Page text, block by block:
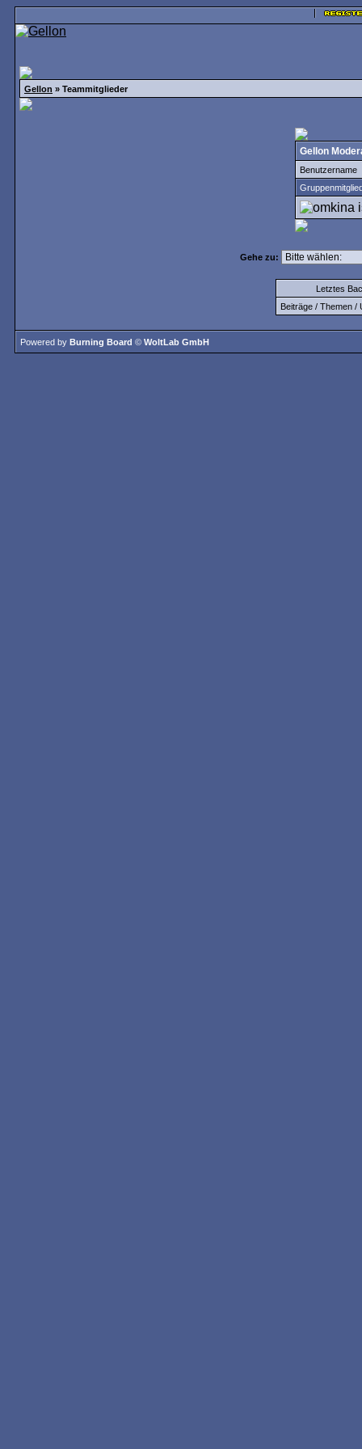
Gellon » Teammitglieder
Gellon
Benutzername
Gehe zu:
Letztes
Beiträge / Themen /
Powered by Burning Board © WoltLab GmbH